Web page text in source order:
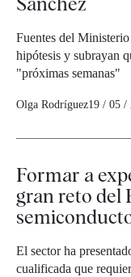
Fuentes del
hipótesis y subrayan
"próximas semanas"
Olga Rodríguez19 / 05 /
Formar a
gran reto del
El sector ha
cualificada que